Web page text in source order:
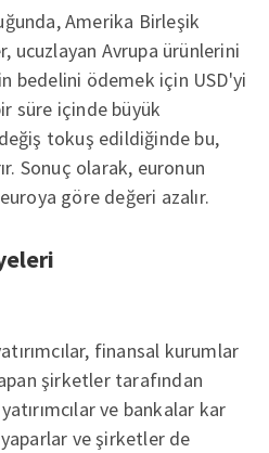
Amerika Birleşik
ucuzlayan Avrupa ürünlerini
bedelini ödemek için USD'yi
süre içinde büyük
tokuş edildiğinde bu,
Sonuç olarak, euronun
göre değeri azalır.
finansal kurumlar
şirketler tarafından
ve bankalar kar
ve şirketler de